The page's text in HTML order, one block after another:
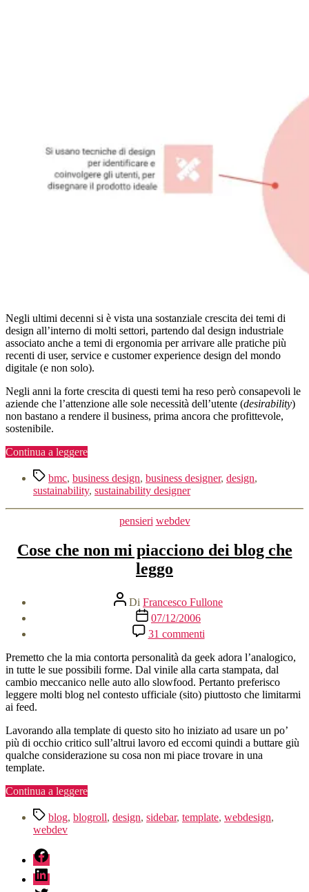
Negli ultimi decenni si è vista una sostanziale crescita dei temi di
design all’interno di molti settori, partendo dal design industriale
associato anche a temi di ergonomia per arrivare alle pratiche più
recenti di user, service e customer experience design del mondo
digitale (e non solo).
Negli anni la forte crescita di questi temi ha reso però consapevoli le
aziende che l’attenzione alle sole necessità dell’utente (desirability)
non bastano a rendere il business, prima ancora che profittevole,
sostenibile.
Continua a leggere“Business
Tagbmc, business design, business designer, design,
sustainability, sustainability designer
Categorie
pensieri webdev
Cose che non mi piacciono dei blog che
leggo
Autore
articolo
Di Francesco Fullone
Data
dell'articolo
07/12/2006
31 commentisu
Cose
che
non
mi
piacciono
dei
che
leggo
Premetto che la mia contorta personalità da geek adora l’analogico,
in tutte le sue possibili forme. Dal vinile alla carta stampata, dal
cambio meccanico nelle auto allo slowfood. Pertanto preferisco
leggere molti blog nel contesto ufficiale (sito) piuttosto che limitarmi
ai feed.
Lavorando alla template di questo sito ho iniziato ad usare un po’
più di occhio critico sull’altrui lavoro ed eccomi quindi a buttare giù
qualche considerazione su cosa non mi piace trovare in una
template.
Continua a leggere“Cose
non
Tagblog, blogroll, design, sidebar, template, webdesign,
webdev
fb
linkedin